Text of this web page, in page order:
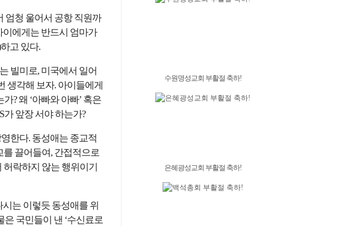
엄청 울어서 공항 직원까
이에게는 반드시 엄마가
고 있다.
빌미로, 미국에서 일어
생각해 보자. 아이들에게
? 왜 ‘아빠와 아빠’ 혹은
가 앞장 서야 하는가?
한다. 동성애는 종교적
끌어들여, 간접적으로
락하지 않는 행위이기
는 이렇듯 동성애를 위
국민들이 낸 ‘수신료로
수원명성교회 부활절 축하!
은혜광성교회 부활절 축하!